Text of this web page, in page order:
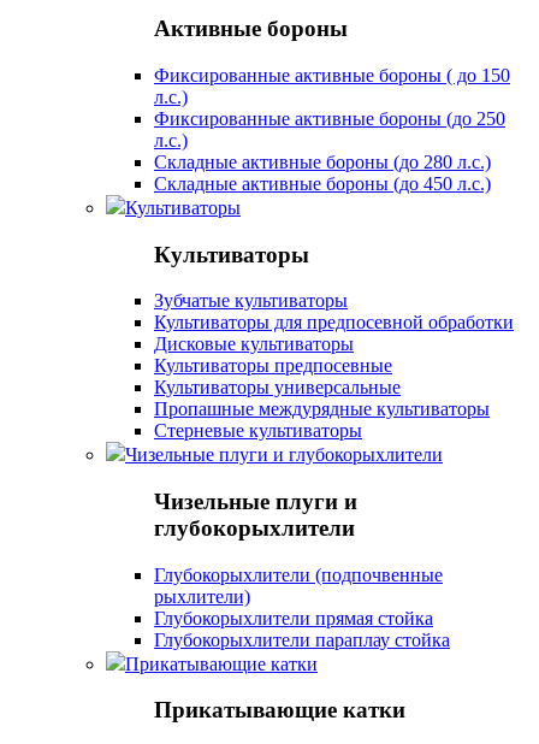
Активные бороны
Фиксированные активные бороны ( до 150
л.с.)
Фиксированные активные бороны (до 250
л.с.)
Складные активные бороны (до 280 л.с.)
Складные активные бороны (до 450 л.с.)
Культиваторы
Культиваторы
Зубчатые культиваторы
Культиваторы для предпосевной обработки
Дисковые культиваторы
Культиваторы предпосевные
Культиваторы универсальные
Пропашные междурядные культиваторы
Стерневые культиваторы
Чизельные плуги и глубокорыхлители
Чизельные плуги и
глубокорыхлители
Глубокорыхлители (подпочвенные
рыхлители)
Глубокорыхлители прямая стойка
Глубокорыхлители параплау стойка
Прикатывающие катки
Прикатывающие катки